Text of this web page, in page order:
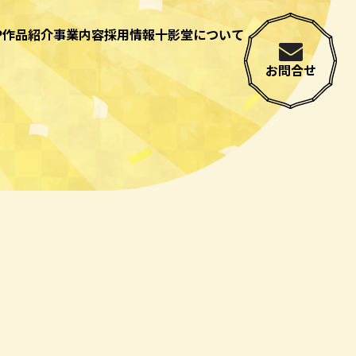
作品紹介事業内容採用情報十影堂について
お問合せ